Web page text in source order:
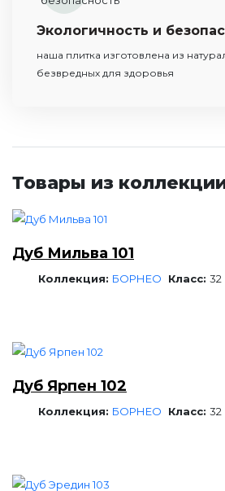
Экологичность и
наша плитка изготовлена из
безвредных для здоровья
Товары из
Дуб Мильва 101
Коллекция: БОРНЕО Класс: 32
Дуб Ярпен 102
Коллекция: БОРНЕО Класс: 32